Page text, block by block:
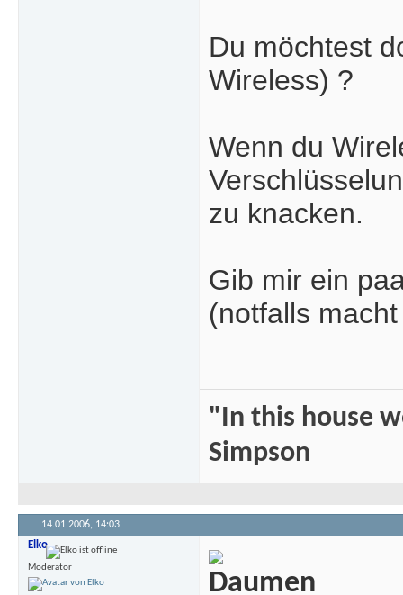
Du möchtest
Wireless) ?
Wenn du
zu knacken.
Gib mir ein
(notfalls
"In this house
Simpson
14.01.2006, 14:03
Elko
Moderator